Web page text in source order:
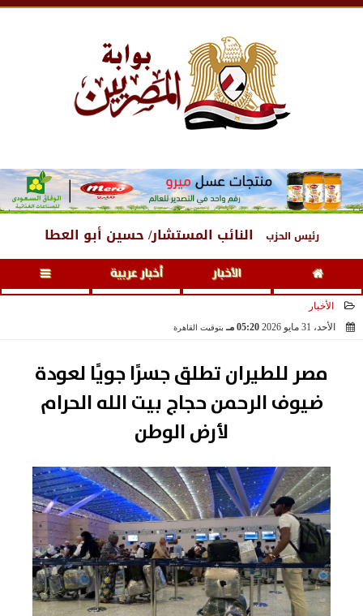
رئيس الحزب النائب المستشار/ حسين أبو العطا
الأخبار أخبار عربية
الأخبار
الأحد، 31 مايو 2026
05:20 مـ بتوقيت القاهرة
مصر للطيران تطلق جسرًا جويًا لعودة
ضيوف الرحمن حجاج بيت الله الحرام
لأرض الوطن